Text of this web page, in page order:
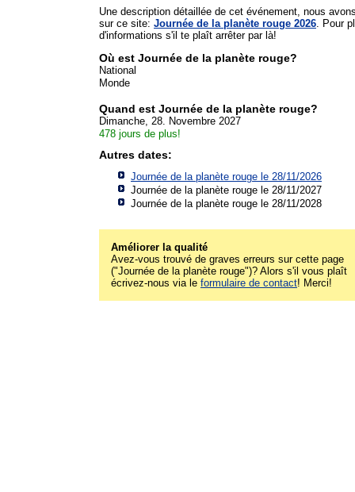
Une description détaillée de cet événement, nous
sur ce site: Journée de la planète rouge 2026 . Pour
d'informations s'il te plaît arrêter par là!
Où est Journée de la planète rouge?
National
Monde
Quand est Journée de la planète rouge?
Dimanche, 28. Novembre 2027
478 jours de plus!
Autres dates:
Journée de la planète rouge le 28/11/2026
Journée de la planète rouge le 28/11/2027
Journée de la planète rouge le 28/11/2028
Améliorer la qualité
Avez-vous trouvé de graves erreurs sur cette page
("Journée de la planète rouge")? Alors s'il vous plaît
écrivez-nous via le formulaire de contact! Merci!